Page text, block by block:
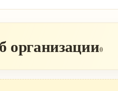
организации0